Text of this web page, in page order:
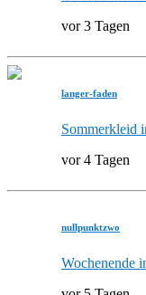
vor 3 Tagen
langer-faden
Sommerkleid
vor 4 Tagen
nullpunktzwo
Wochenende